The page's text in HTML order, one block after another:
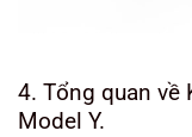
4. Tổng quan về
Model Y.